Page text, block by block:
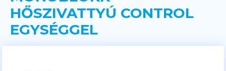
HŐSZIVATTYÚ CONTROL
EGYSÉGGEL